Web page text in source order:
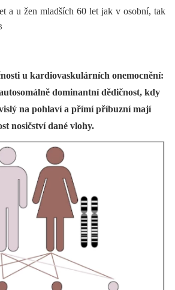
a u žen mladších 60 let jak v osobní, tak
u kardiovaskulárních onemocnění:
dominantní dědičnost, kdy
na pohlaví a přímí příbuzní mají
nosičství dané vlohy.